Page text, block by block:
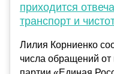
приходится
транспорт и
Лилия Корниенко
числа обращений от